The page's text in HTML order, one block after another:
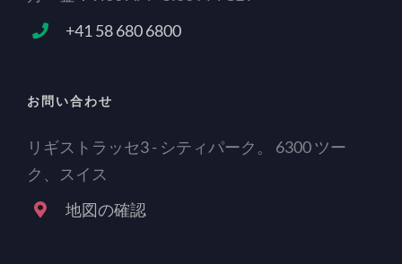
+41 58 680 6800
お問い合わせ
リギストラッセ3 - シティパーク。 6300 ツー
ク、スイス
地図の確認